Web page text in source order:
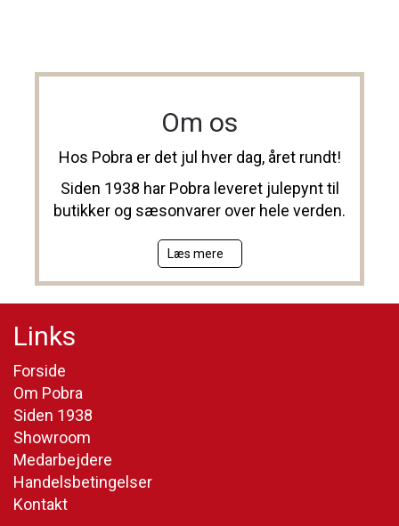
Om os
Hos Pobra er det jul hver dag, året rundt!
Siden 1938 har Pobra leveret julepynt til
butikker og sæsonvarer over hele verden.
Læs mere
Links
Forside
Om Pobra
Siden 1938
Showroom
Medarbejdere
Handelsbetingelser
Kontakt